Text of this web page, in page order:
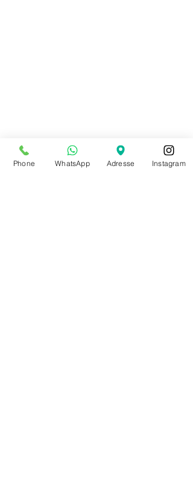
Phone WhatsApp Adresse Instagram